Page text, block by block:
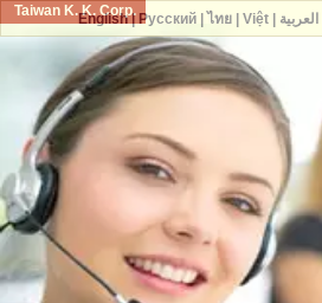
Taiwan K. K. Corp.
English| Русский| ไทย| Việt| العربية